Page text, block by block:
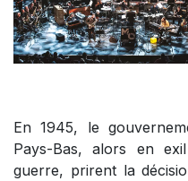
En 1945, le
Pays-Bas, alors en
guerre, prirent la